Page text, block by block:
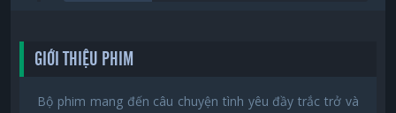
GIỚI THIỆU PHIM
Bộ phim mang đến câu chuyện tình yêu đầy trắc trở và